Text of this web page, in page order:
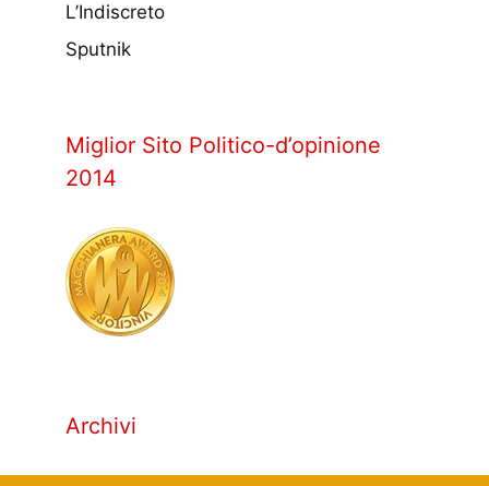
L’Indiscreto
Sputnik
Miglior Sito Politico-d’opinione
2014
Archivi